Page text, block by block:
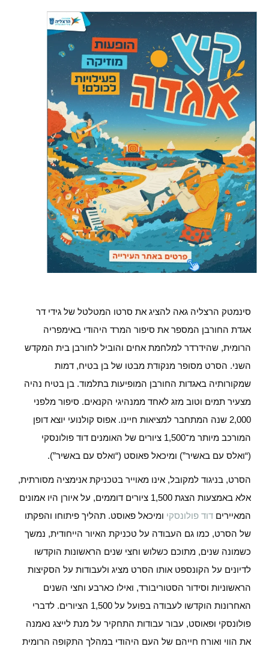
סינמטק הרצליה גאה להציג את סרטו המטלטל של גידי דר
אגדת החורבן המספר את סיפור המרד היהודי באימפריה
הרומית, שהידרדר למלחמת אחים והוביל לחורבן בית המקדש
השני. הסרט מסופר מנקודת מבטו של בן בטיח, דמות
שמקורותיה באגדות החורבן המופיעות בתלמוד. בן בטיח נהיה
מצעיר תמים וטוב מזג לאחד ממנהיגי הקנאים. סיפור מלפני
2,000 שנה המתחבר למציאות חיינו. אפוס קולנועי יוצא דופן
המורכב מיותר מ־1,500 ציורים של האומנים דוד פולונסקי
(“ואלס עם באשיר”) ומיכאל פאוסט (“ואלס עם באשיר”).
הסרט, בניגוד למקובל, אינו מאוייר בטכניקת אנימציה מסורתית,
אלא באמצעות הצגת 1,500 ציורים דוממים, על איורן היו אמונים
המאיירים דוד פולונסקי ומיכאל פאוסט. תהליך פיתוחו והפקתו
של הסרט, כמו גם העבודה על טכניקת האיור הייחודית, נמשך
כשמונה שנים, מתוכם כשלוש וחצי שנים הראשונות הוקדשו
לדיונים על הקונספט אותו הסרט מציג ולעבודות על הסקיצות
הראשוניות וסידור הסטוריבורד, ואילו כארבע וחצי השנים
האחרונות הוקדשו לעבודה בפועל על 1,500 הציורים. לדברי
פולונסקי ופאוסט, עבור עבודות התחקיר על מנת לייצג נאמנה
את הווי ואורח חייהם של העם היהודי במהלך התקופה הרומית